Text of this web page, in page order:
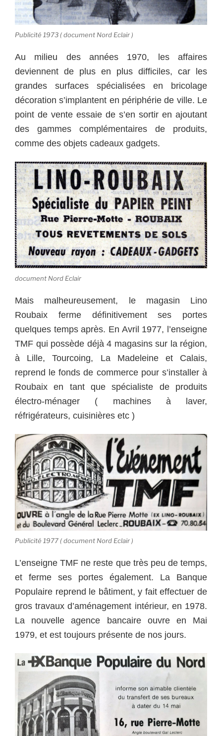
Publicité 1973 ( document Nord Eclair )
Au milieu des années 1970, les affaires
deviennent de plus en plus difficiles, car les
grandes surfaces spécialisées en bricolage
décoration s’implantent en périphérie de ville. Le
point de vente essaie de s’en sortir en ajoutant
des gammes complémentaires de produits,
comme des objets cadeaux gadgets.
document Nord Eclair
Mais malheureusement, le magasin Lino
Roubaix ferme définitivement ses portes
quelques temps après. En Avril 1977, l’enseigne
TMF qui possède déjà 4 magasins sur la région,
à Lille, Tourcoing, La Madeleine et Calais,
reprend le fonds de commerce pour s’installer à
Roubaix en tant que spécialiste de produits
électro-ménager ( machines à laver,
réfrigérateurs, cuisinières etc )
Publicité 1977 ( document Nord Eclair )
L’enseigne TMF ne reste que très peu de temps,
et ferme ses portes également. La Banque
Populaire reprend le bâtiment, y fait effectuer de
gros travaux d’aménagement intérieur, en 1978.
La nouvelle agence bancaire ouvre en Mai
1979, et est toujours présente de nos jours.